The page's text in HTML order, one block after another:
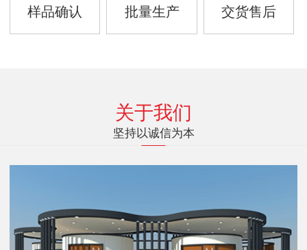
样品确认 批量生产 交货售后
关于我们
坚持以诚信为本